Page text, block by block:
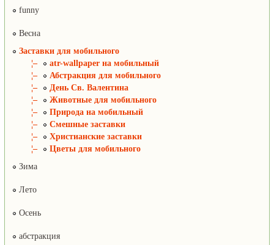
funny
Весна
Заставки для мобильного
¦–
atr-wallpaper на мобильный
¦–
Абстракция для мобильного
¦–
День Св. Валентина
¦–
Животные для мобильного
¦–
Природа на мобильный
¦–
Смешные заставки
¦–
Христианские заставки
¦–
Цветы для мобильного
Зима
Лето
Осень
абстракция